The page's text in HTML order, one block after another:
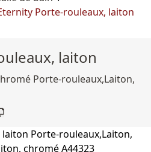
Porte-rouleaux, laiton
laiton
Porte-rouleaux,Laiton,